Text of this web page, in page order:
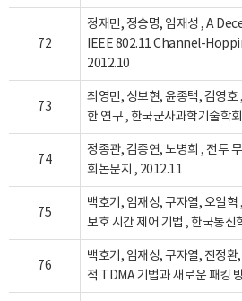
72
정재민, 정승명, 임재성 , A
IEEE 802.11 Channel-
2012.10
73
최영민, 성보현, 윤종택, 김영
한 연구 , 한국군사과학기술학
74
정종관, 김종연, 노병희 , 전투
회논문지 , 2012.11
75
백호기, 임재성, 구자열, 오일
보호 시간 제어 기법 , 한국통
76
백호기, 임재성, 구자열, 진정
적 TDMA 기법과 새로운 패킹